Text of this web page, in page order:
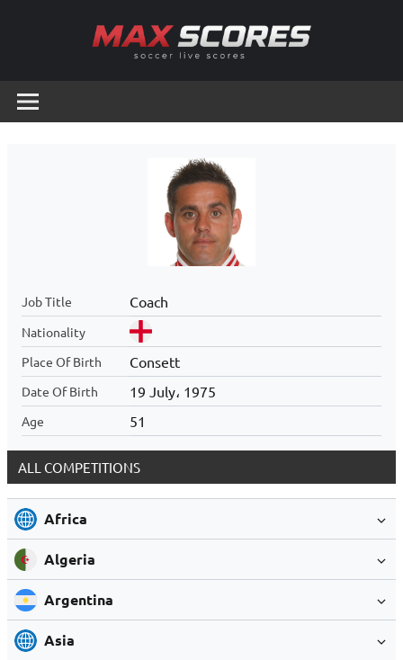
Scores
Live
Job Title Coach
Nationality
Place Of Birth
Consett
Date Of Birth 19 July، 1975
Age 51
ALL COMPETITIONS
Africa
Algeria
Argentina
Asia